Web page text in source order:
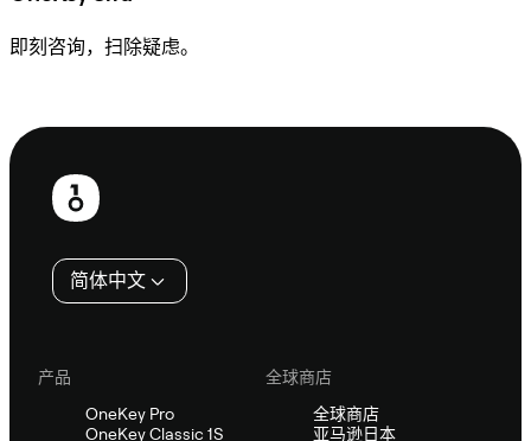
即刻咨询，扫除疑虑。
页
简体中文
产品
OneKey Pro
OneKey Classic 1S
全球商店
全球商店
亚马逊日本